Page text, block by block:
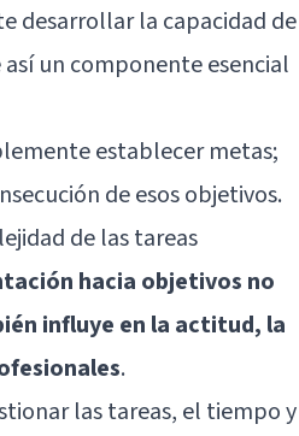
desarrollar la capacidad de
un componente esencial
establecer metas;
de esos objetivos.
de las tareas
hacia objetivos no
influye en la actitud, la
.
las tareas, el tiempo y